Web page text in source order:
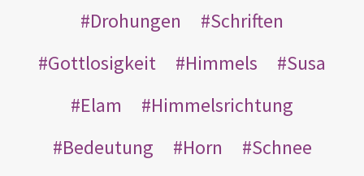
Drohungen
Schriften
Gottlosigkeit
Himmels
Susa
Elam
Himmelsrichtung
Bedeutung
Horn
Schnee